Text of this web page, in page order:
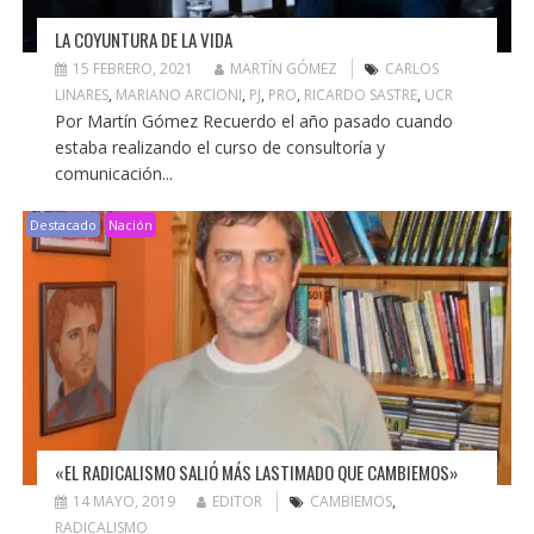
LA COYUNTURA DE LA VIDA
15 FEBRERO, 2021 MARTÍN GÓMEZ
CARLOS
LINARES, MARIANO ARCIONI, PJ, PRO, RICARDO SASTRE, UCR
Por Martín Gómez Recuerdo el año pasado cuando
estaba realizando el curso de consultoría y
comunicación...
Destacado Nación
«EL RADICALISMO SALIÓ MÁS LASTIMADO QUE CAMBIEMOS»
14 MAYO, 2019 EDITOR CAMBIEMOS,
RADICALISMO